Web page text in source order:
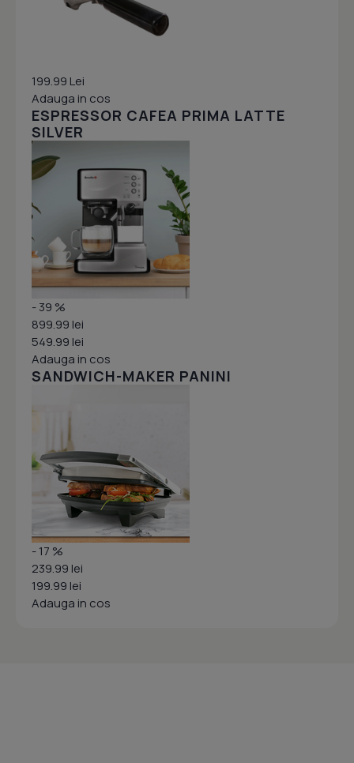
199.99 Lei
Adauga in cos
ESPRESSOR CAFEA PRIMA LATTE
SILVER
- 39 %
899.99 lei
549.99 lei
Adauga in cos
SANDWICH-MAKER PANINI
- 17 %
239.99 lei
199.99 lei
Adauga in cos